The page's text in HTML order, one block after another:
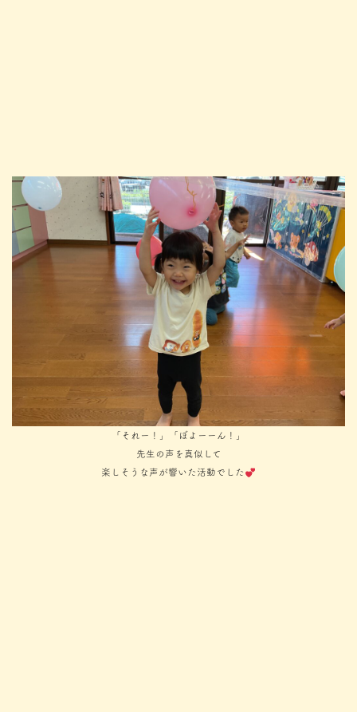
「それー！」「ぼよーーん！」
先生の声を真似して
楽しそうな声が響いた活動でした